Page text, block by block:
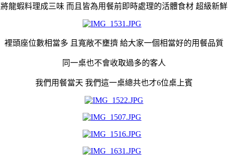
將龍蝦料理成三味 而且皆為用餐前即時處理的活體食材 超級新鮮
裡頭座位數相當多 且寬敞不壅擠 給大家一個相當好的用餐品質
同一桌也不會收取過多的客人
我們用餐當天 我們這一桌總共也才6位桌上賓